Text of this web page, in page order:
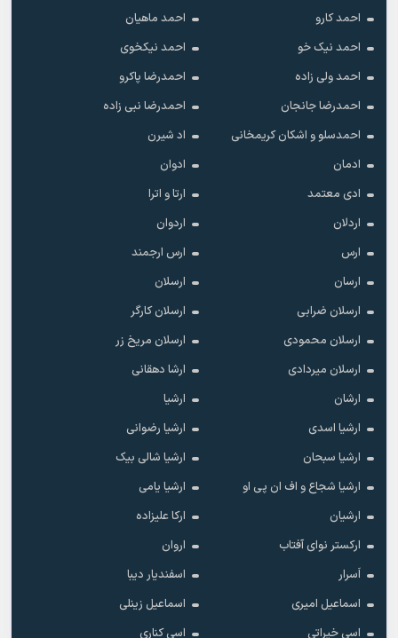
احمد کارو
احمد ماهیان
احمد نیک خو
احمد نیکخوی
احمد ولی زاده
احمدرضا پاکرو
احمدرضا جانجان
احمدرضا نبی زاده
احمدسلو و اشکان کریمخانی
اد شیرن
ادمان
ادوان
ادی معتمد
ارتا و اترا
اردلان
اردوان
ارس
ارس ارجمند
ارسان
ارسلان
ارسلان ضرابی
ارسلان کارگر
ارسلان محمودی
ارسلان مریخ زر
ارسلان میردادی
ارشا دهقانی
ارشان
ارشیا
ارشیا اسدی
ارشیا رضوانی
ارشیا سبحان
ارشیا شالی بیک
ارشیا شجاع و اف ان پی او
ارشیا یامی
ارشیان
ارکا علیزاده
ارکستر نوای آفتاب
اروان
اَسرار
اسفندیار دیبا
اسماعیل امیری
اسماعیل زینلی
اسی خیراتی
اسی کناری